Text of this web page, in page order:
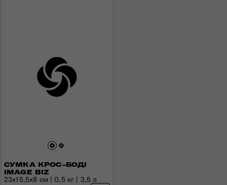
СУМКА КРОС-БОДІ
IMAGE BIZ
23x15,5x8 см | 0,5 кг | 3,5 л